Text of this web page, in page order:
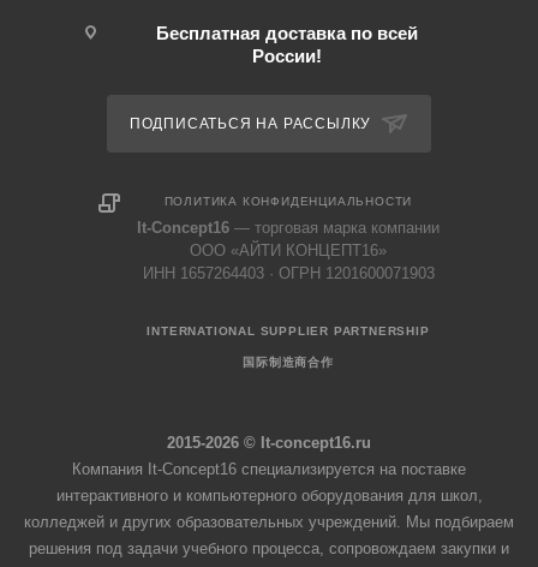
Бесплатная доставка по всей
России!
ПОДПИСАТЬСЯ НА РАССЫЛКУ
ПОЛИТИКА КОНФИДЕНЦИАЛЬНОСТИ
It-Concept16 — торговая марка компании
ООО «АЙТИ КОНЦЕПТ16»
ИНН 1657264403 · ОГРН 1201600071903
INTERNATIONAL SUPPLIER PARTNERSHIP
国际制造商合作
2015-2026 © It-concept16.ru
Компания It-Concept16 специализируется на поставке
интерактивного и компьютерного оборудования для школ,
колледжей и других образовательных учреждений. Мы подбираем
решения под задачи учебного процесса, сопровождаем закупки и